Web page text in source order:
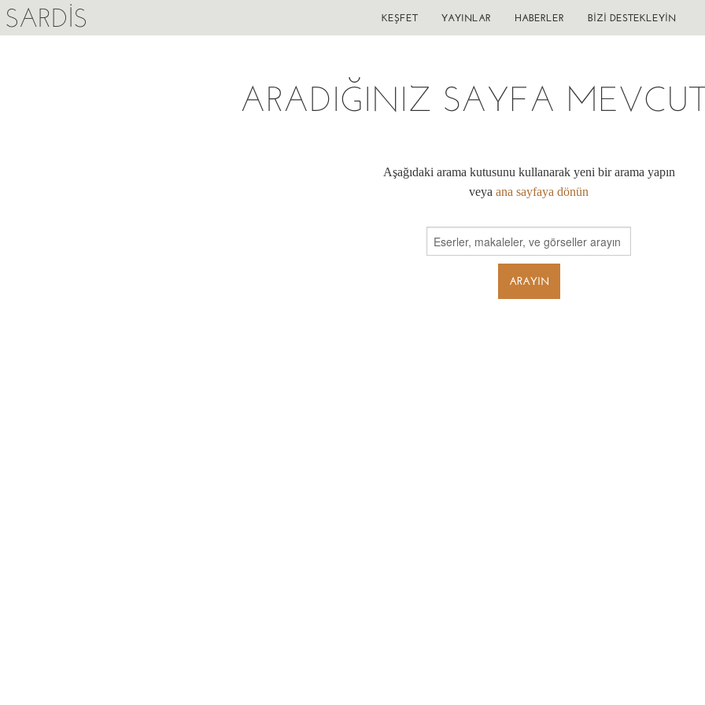
SARDIS KEŞFET YAYINLAR HABERLER BIZI DESTEKLEYIN
ARADIĞINIZ SAYFA
Aşağıdaki arama kutusunu kullanarak yeni bir arama yapın
veya ana sayfaya dönün